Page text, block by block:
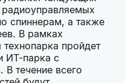
спиннерам, а также
В рамках
пройдет
ИТ-парка с
течение всего